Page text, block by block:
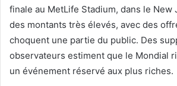
finale au MetLife Stadium, dans le New
des montants très élevés, avec des
choquent une partie du public. Des
observateurs estiment que le Mondial
un événement réservé aux plus riches.